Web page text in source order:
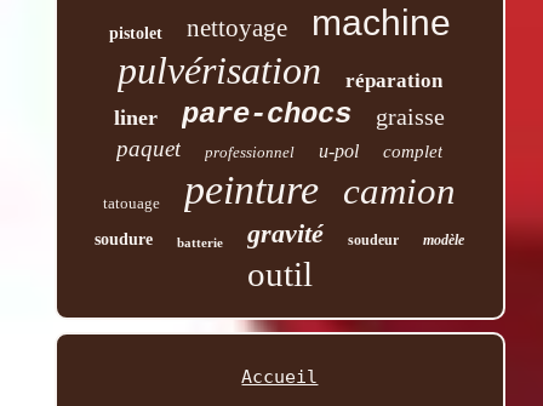
pistolet nettoyage machine
pulvérisation réparation
liner pare-chocs graisse
paquet professionnel u-pol complet
tatouage peinture camion
soudure batterie gravité soudeur modèle
outil
Accueil